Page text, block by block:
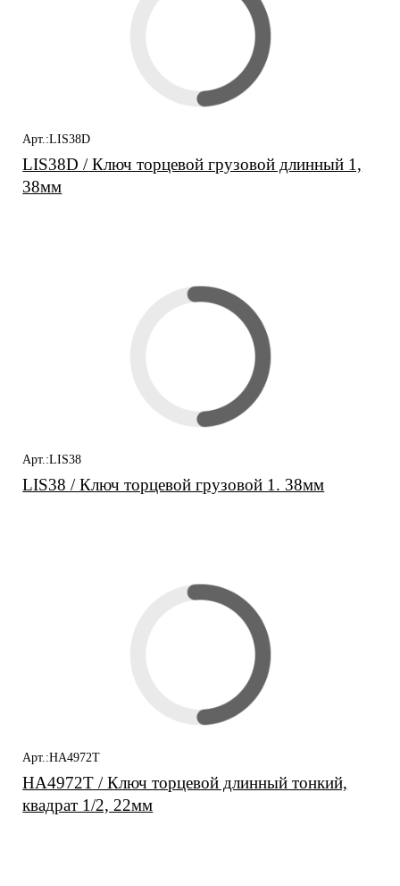
Арт.:LIS38D
LIS38D / Ключ торцевой грузовой длинный 1,
38мм
Арт.:LIS38
LIS38 / Ключ торцевой грузовой 1. 38мм
Арт.:HA4972T
HA4972T / Ключ торцевой длинный тонкий,
квадрат 1/2, 22мм